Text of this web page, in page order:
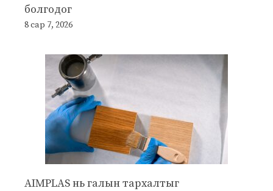
болгодог
8 сар 7, 2026
AIMPLAS нь галын тархалтыг